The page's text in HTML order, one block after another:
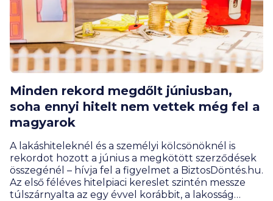
Minden rekord megdőlt júniusban,
soha ennyi hitelt nem vettek még fel a
magyarok
A lakáshiteleknél és a személyi kölcsönöknél is
rekordot hozott a június a megkötött szerződések
összegénél – hívja fel a figyelmet a BiztosDöntés.hu.
Az első féléves hitelpiaci kereslet szintén messze
túlszárnyalta az egy évvel korábbit, a lakosság